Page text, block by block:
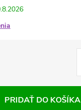
PRIDAŤ DO KOŠÍKA